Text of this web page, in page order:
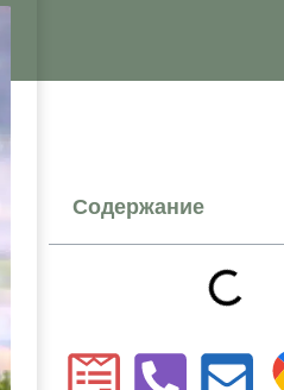
Содержание